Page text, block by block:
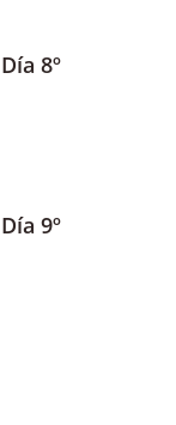
Día 8º
Día 9º